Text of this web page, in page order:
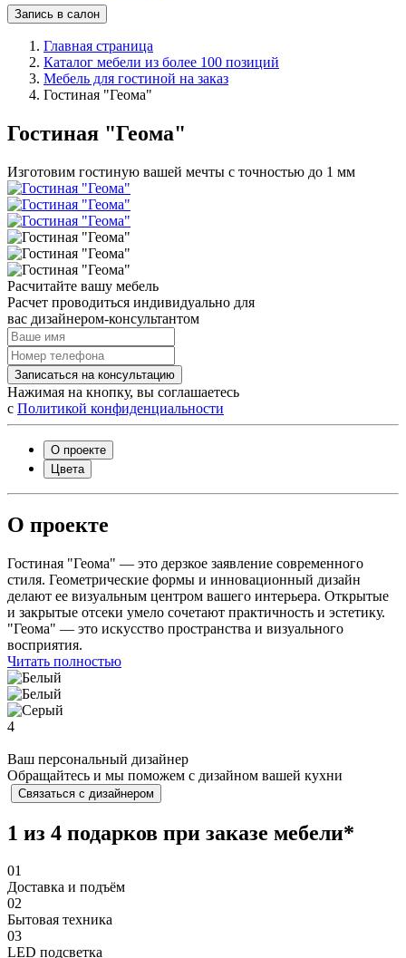
Запись в салон
Главная страница
Каталог мебели из более 100 позиций
Мебель для гостиной на заказ
Гостиная "Геома"
Гостиная "Геома"
Изготовим гостиную вашей мечты с точностью до 1 мм
Расчитайте вашу мебель
Расчет проводиться индивидуально для
вас дизайнером-консультантом
Записаться на консультацию
Нажимая на кнопку, вы соглашаетесь
с Политикой конфиденциальности
О проекте
Цвета
О проекте
Гостиная "Геома" — это дерзкое заявление современного
стиля. Геометрические формы и инновационный дизайн
делают ее визуальным центром вашего интерьера. Открытые
и закрытые отсеки умело сочетают практичность и эстетику.
"Геома" — это искусство пространства и визуального
восприятия.
Читать полностью
4
Ваш персональный дизайнер
Обращайтесь и мы поможем с дизайном вашей кухни
Связаться с дизайнером
1 из 4 подарков при заказе мебели*
01
Доставка и подъём
02
Бытовая техника
03
⁠LED подсветка